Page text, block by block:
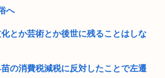
へ
とか芸術とか後世に残ることはしな
の消費税減税に反対したことで左遷